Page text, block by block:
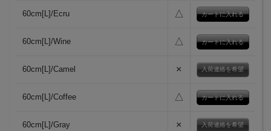
60cm[L]/Ecru △
60cm[L]/Wine △
60cm[L]/Camel × 入荷連絡を希望
60cm[L]/Coffee △
60cm[L]/Gray × 入荷連絡を希望